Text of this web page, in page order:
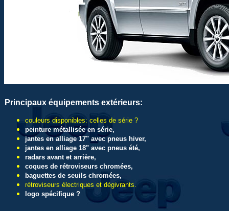
Principaux équipements extérieurs:
couleurs disponibles: celles de série ?
peinture métallisée en série,
jantes en alliage 17" avec pneus hiver,
jantes en alliage 18" avec pneus été,
radars avant et arrière,
coques de rétroviseurs chromées,
baguettes de seuils chromées,
rétroviseurs électriques et dégivrants.
logo spécifique ?